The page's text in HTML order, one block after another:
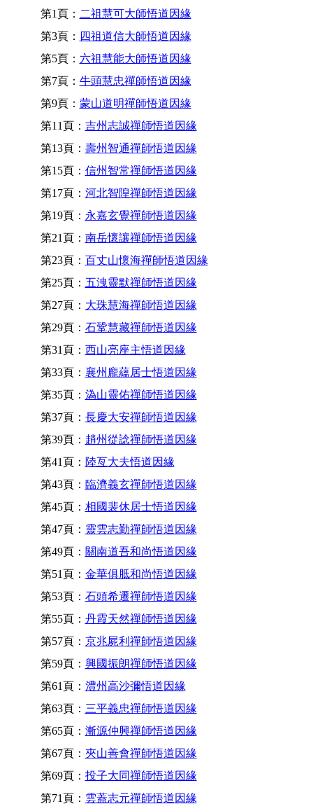
第1頁： 二祖慧可大師悟道因緣
第3頁： 四祖道信大師悟道因緣
第5頁： 六祖慧能大師悟道因緣
第7頁： 牛頭慧忠禪師悟道因緣
第9頁： 蒙山道明禪師悟道因緣
第11頁： 吉州志誠禪師悟道因緣
第13頁： 壽州智通禪師悟道因緣
第15頁： 信州智常禪師悟道因緣
第17頁： 河北智隍禪師悟道因緣
第19頁： 永嘉玄覺禪師悟道因緣
第21頁： 南岳懷讓禪師悟道因緣
第23頁： 百丈山懷海禪師悟道因緣
第25頁： 五洩靈默禪師悟道因緣
第27頁： 大珠慧海禪師悟道因緣
第29頁： 石鞏慧藏禪師悟道因緣
第31頁： 西山亮座主悟道因緣
第33頁： 襄州龐蘊居士悟道因緣
第35頁： 溈山靈佑禪師悟道因緣
第37頁： 長慶大安禪師悟道因緣
第39頁： 趙州從諗禪師悟道因緣
第41頁： 陸亙大夫悟道因緣
第43頁： 臨濟義玄禪師悟道因緣
第45頁： 相國裴休居士悟道因緣
第47頁： 靈雲志勤禪師悟道因緣
第49頁： 關南道吾和尚悟道因緣
第51頁： 金華俱胝和尚悟道因緣
第53頁： 石頭希遷禪師悟道因緣
第55頁： 丹霞天然禪師悟道因緣
第57頁： 京兆屍利禪師悟道因緣
第59頁： 興國振朗禪師悟道因緣
第61頁： 澧州高沙彌悟道因緣
第63頁： 三平義忠禪師悟道因緣
第65頁： 漸源仲興禪師悟道因緣
第67頁： 夾山善會禪師悟道因緣
第69頁： 投子大同禪師悟道因緣
第71頁： 雲蓋志元禪師悟道因緣